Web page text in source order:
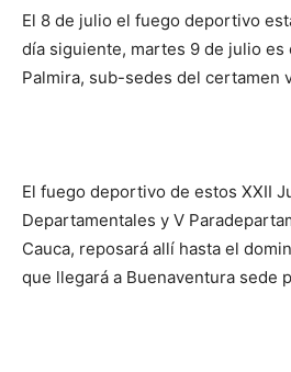
El 8 de julio el fuego deportivo
día siguiente, martes 9 de julio es
Palmira, sub-sedes del certamen
El fuego deportivo de estos XXII
Departamentales y V
Cauca, reposará allí hasta el
que llegará a Buenaventura sede